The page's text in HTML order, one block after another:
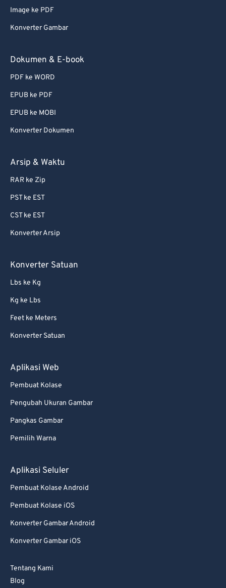
Image ke PDF
Konverter Gambar
Dokumen & E-book
PDF ke WORD
EPUB ke PDF
EPUB ke MOBI
Konverter Dokumen
Arsip & Waktu
RAR ke Zip
PST ke EST
CST ke EST
Konverter Arsip
Konverter Satuan
Lbs ke Kg
Kg ke Lbs
Feet ke Meters
Konverter Satuan
Aplikasi Web
Pembuat Kolase
Pengubah Ukuran Gambar
Pangkas Gambar
Pemilih Warna
Aplikasi Seluler
Pembuat Kolase Android
Pembuat Kolase iOS
Konverter Gambar Android
Konverter Gambar iOS
Tentang Kami
Blog